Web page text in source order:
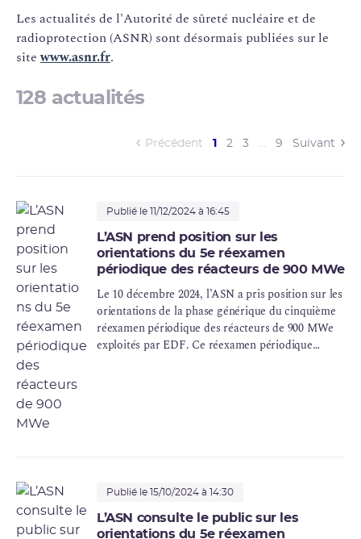
Les actualités de l'Autorité de sûreté nucléaire et de
radioprotection (ASNR) sont désormais publiées sur le
sitewww.asnr.fr.
128 actualités
Précédent 1 (current)
2 3 … 9 Suivant
Publié le 11/12/2024 à 16:45
L’ASN prend position sur les
orientations du 5e réexamen
périodique des réacteurs de 900 MWe
Le 10 décembre 2024, l’ASN a pris position sur les
orientations de la phase générique du cinquième
réexamen périodique des réacteurs de 900 MWe
exploités parEDF. Ce réexamen périodique
Publié le 15/10/2024 à 14:30
L’ASN consulte le public sur les
orientations du 5e réexamen